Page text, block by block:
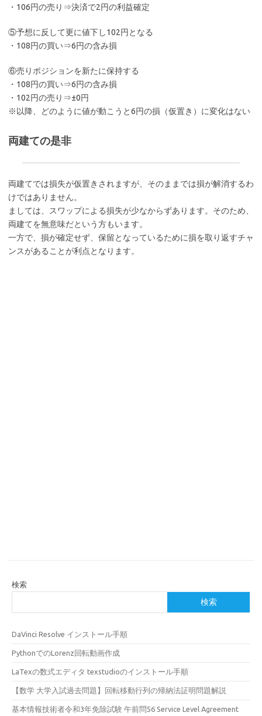
・106円の売り⇒決済で2円の利益確定
⑤予想に反して更に値下し102円となる
・108円の買い⇒6円の含み損
⑥売りポジションを新たに保持する
・108円の買い⇒6円の含み損
・102円の売り⇒±0円
※以降、どのように値が動こうと6円の損（仮置き）に変化はない
両建ての是非
両建てでは損失が仮置きされますが、そのままでは損が解消するわ
けではありません。
ましては、スワップによる損失が少なからずあります。そのため、
両建てを無意味だという方もいます。
一方で、損が確定せず、保留となっているために損を取り返すチャ
ンスがあることが利点となります。
検索
検索
DaVinci Resolve インストール手順
PythonでのLorenz回転動画作成
LaTexの数式エディタ texstudioのインストール手順
【数学 大学入試過去問題】回転移動行列の帰納法証明問題解説
基本情報技術者令和3年免除試験 午前問56 Service Level Agreement